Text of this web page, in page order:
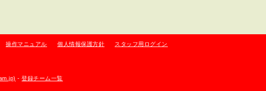
操作マニュアル 個人情報保護方針
スタッフ用ログイン
-登録チーム一覧